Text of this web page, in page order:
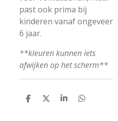
past ook prima bij
kinderen vanaf ongeveer
6 jaar.
**kleuren kunnen iets
afwijken op het scherm**
D
D
S
D